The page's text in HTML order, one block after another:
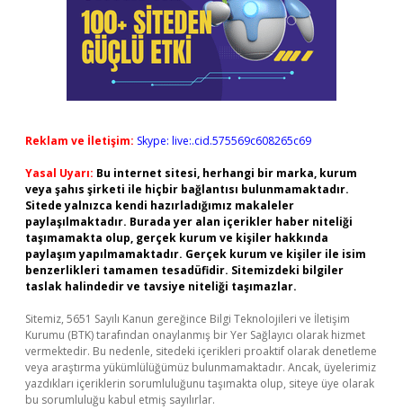
Reklam ve İletişim: Skype: live:.cid.575569c608265c69
Yasal Uyarı: Bu internet sitesi, herhangi bir marka, kurum
veya şahıs şirketi ile hiçbir bağlantısı bulunmamaktadır.
Sitede yalnızca kendi hazırladığımız makaleler
paylaşılmaktadır. Burada yer alan içerikler haber niteliği
taşımamakta olup, gerçek kurum ve kişiler hakkında
paylaşım yapılmamaktadır. Gerçek kurum ve kişiler ile isim
benzerlikleri tamamen tesadüfidir. Sitemizdeki bilgiler
taslak halindedir ve tavsiye niteliği taşımazlar.
Sitemiz, 5651 Sayılı Kanun gereğince Bilgi Teknolojileri ve İletişim
Kurumu (BTK) tarafından onaylanmış bir Yer Sağlayıcı olarak hizmet
vermektedir. Bu nedenle, sitedeki içerikleri proaktif olarak denetleme
veya araştırma yükümlülüğümüz bulunmamaktadır. Ancak, üyelerimiz
yazdıkları içeriklerin sorumluluğunu taşımakta olup, siteye üye olarak
bu sorumluluğu kabul etmiş sayılırlar.